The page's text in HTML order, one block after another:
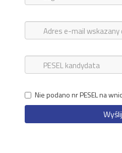
Nie podano nr PESEL na
Wyślij